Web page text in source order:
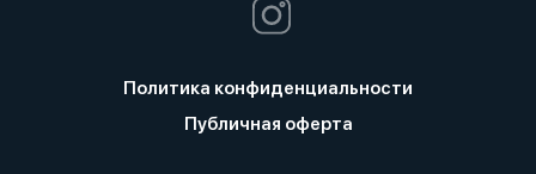
Политика конфиденциальности
Публичная оферта